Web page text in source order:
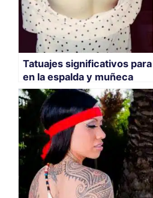
Tatuajes significativos
en la espalda y muñeca